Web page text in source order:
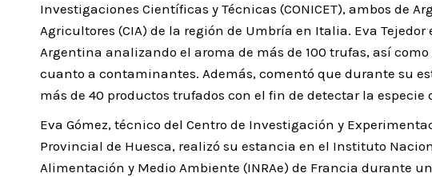
Investigaciones Científicas y Técnicas (CONICET), ambos de
Agricultores (CIA) de la región de Umbría en Italia. Eva
Argentina analizando el aroma de más de 100 trufas, así
cuanto a contaminantes. Además, comentó que durante su
más de 40 productos trufados con el fin de detectar la especie
Eva Gómez, técnico del Centro de Investigación y
Provincial de Huesca, realizó su estancia en el Instituto
Alimentación y Medio Ambiente (INRAe) de Francia durante